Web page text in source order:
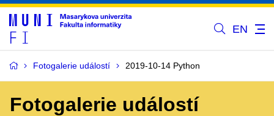
EN
Fotogalerie událostí 2019-10-14 Python
Fotogalerie událostí